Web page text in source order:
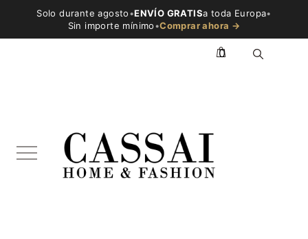
Solo durante agosto•ENVÍO GRATISa toda Europa•
Sin importe mínimo•Comprar ahora →
0